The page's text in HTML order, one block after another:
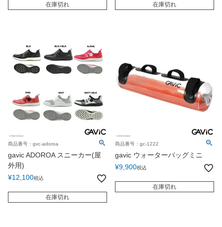
在庫切れ 在庫切れ
商品番号：gvc-adoroa
gavic ADOROA スニーカー(屋
外用)
¥12,100税込
在庫切れ
商品番号：gc-1222
gavic ウォーターバッグミニ
¥9,900税込
在庫切れ